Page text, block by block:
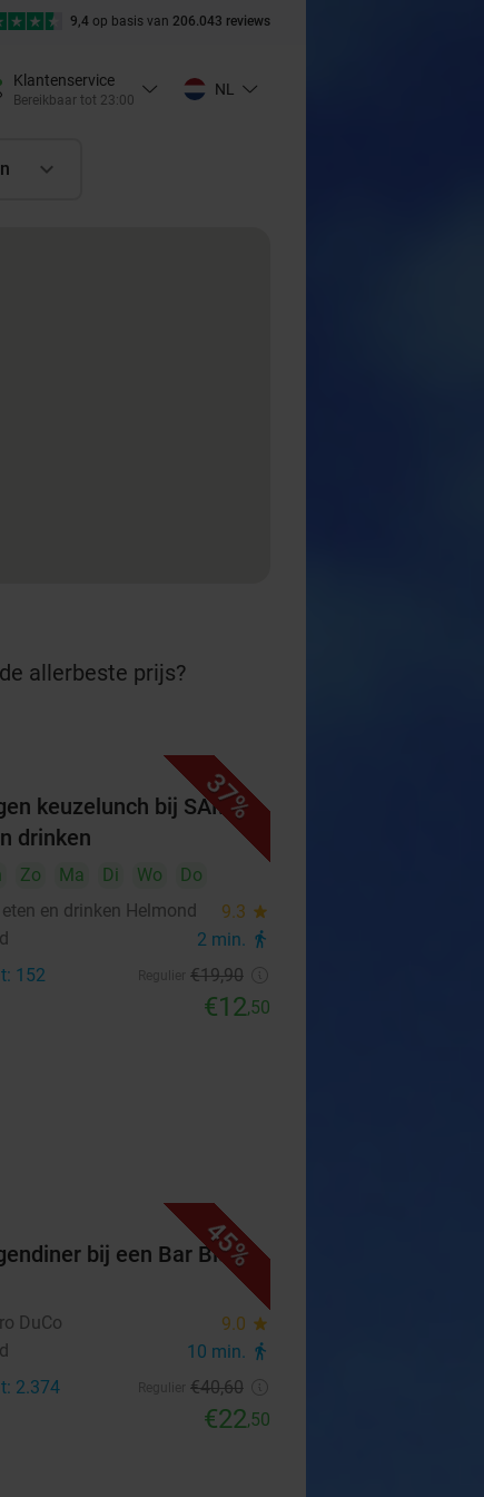
9,4 op basis van 206.043 reviews
Klantenservice
Bereikbaar tot 23:00
NL
allerbeste prijs?
37%
keuzelunch bij SAMEN
drinken
Zo Ma Di Wo
Do
en drinken Helmond
9.3 star
2 min. directions_walk
152 €19,90
€12,50
45%
bij een Bar Bistro
DuCo 9.0 star
10 min. directions_walk
2.374 €40,60
€22,50